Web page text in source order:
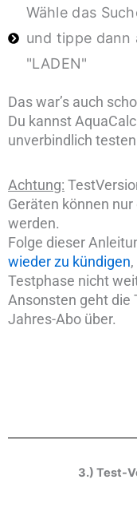
Wähle das
und tippe dann
"LADEN"
Das war’s auch
Du kannst
unverbindlich
Achtung:
Geräten können
werden.
Folge dieser
wieder zu kündigen
Testphase nicht
Ansonsten geht die
Jahres-Abo über.
3.) Test-